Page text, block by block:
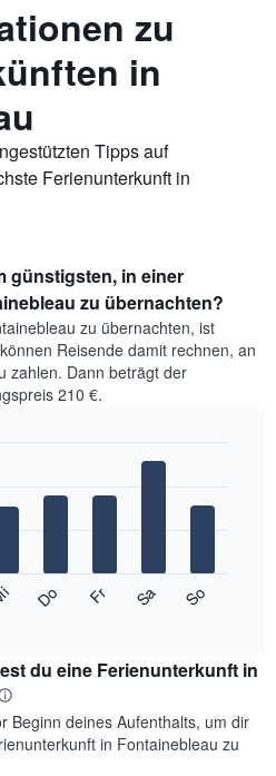
zu
in
Tipps auf
Ferienunterkunft in
günstigsten, in einer
zu übernachten?
zu übernachten, ist
Reisende damit rechnen, an
zahlen. Dann beträgt der
210 €.
Do Fr Sa So
du eine Ferienunterkunft in
Beginn deines Aufenthalts, um dir
in Fontainebleau zu